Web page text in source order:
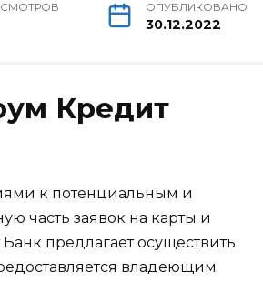
ОПУБЛИКОВАНО
30.12.2022
Кредит
к потенциальным и
часть заявок на карты и
предлагает осуществить
владеющим